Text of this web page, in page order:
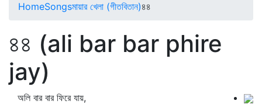
HomeSongsমায়ার খেলা (গীতবিতান)৪৪
৪৪ (ali bar bar phire
jay)
অলি বার বার ফিরে যায়,